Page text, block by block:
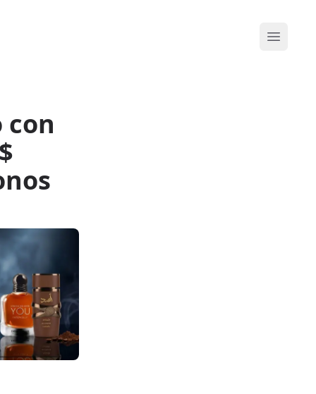
Abrir
con